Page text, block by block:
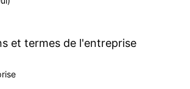
et termes de l'entreprise